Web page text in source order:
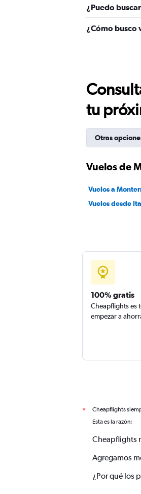
¿Puedo
¿Cómo busco
tu
Otras
Vuelos de
Vuelos a
Vuelos desde
100% gratis
Cheapflights es
empezar a
* Cheapflights
Esta es la razón:
Cheapflights
Agregamos
¿Por qué los